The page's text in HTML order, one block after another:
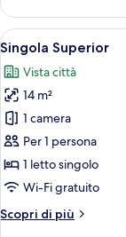
Standard
Apri
tutte
le
foto
per
Singola
Superior
8
Singola Superior
Vista città
14 m²
1 camera
Per 1 persona
1 letto singolo
Wi-Fi gratuito
Scopri di più
Altri